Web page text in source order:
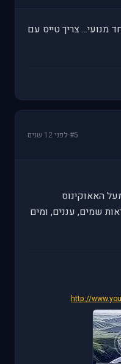
מנועי... צריך טייס עם
#5
·לפני 12 שנים
האאוקינוס
שמים, עננים, ומים
http://